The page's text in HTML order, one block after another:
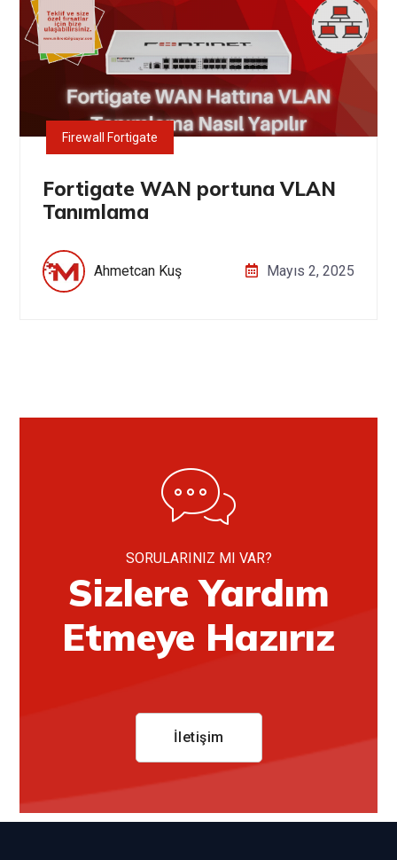
Firewall Fortigate
Fortigate WAN portuna VLAN
Tanımlama
Ahmetcan Kuş Mayıs 2, 2025
SORULARINIZ MI VAR?
Sizlere Yardım
Etmeye Hazırız
İletişim